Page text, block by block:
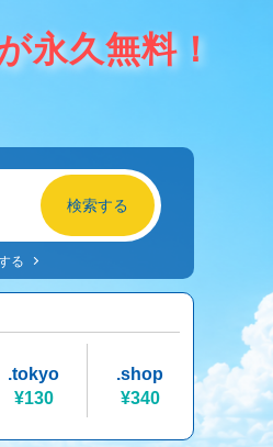
.jpドメインオークシ
ドメイン・ホスティ
ン可能
GMO ID Amazon
Oneのログイン画面へ遷移します
可能
GMO ID Amazon
アカウント作成画面へ遷移します
永久無料！
る
.tokyo
¥130
.shop
¥340